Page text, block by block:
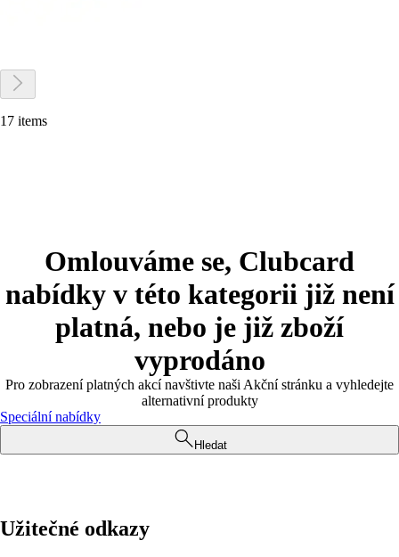
17 items
Omlouváme se, Clubcard
nabídky v této kategorii již není
platná, nebo je již zboží
vyprodáno
Pro zobrazení platných akcí navštivte naši Akční stránku a vyhledejte
alternativní produkty
Speciální nabídky
Hledat
Užitečné odkazy